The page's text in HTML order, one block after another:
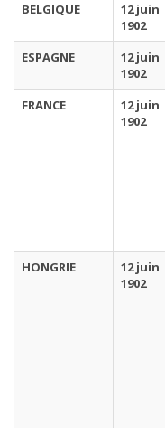
BELGIQUE
12 juin
1902
ESPAGNE
12 juin
1902
FRANCE
12 juin
1902
HONGRIE
12 juin
1902